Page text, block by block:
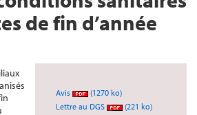
de fin d’année
Avis
(1270 ko)
Lettre au DGS
(221 ko)